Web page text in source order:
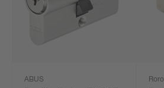
ABUS Roro